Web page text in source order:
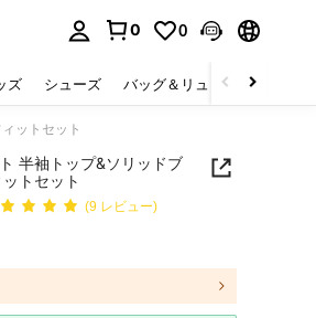
0 0
ズ シューズ バッグ＆リュック
ットセット
半袖トップ&ソリッドブ
トセット
(9 レビュー)